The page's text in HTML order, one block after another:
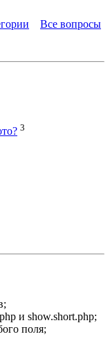
Все вопросы
3
и show.short.php;
поля;